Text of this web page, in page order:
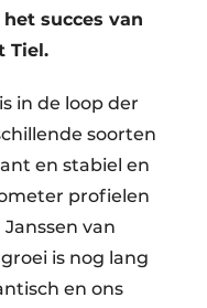
succes van
Tiel.
in de loop der
soorten
en stabiel en
profielen
van
is nog lang
en ons